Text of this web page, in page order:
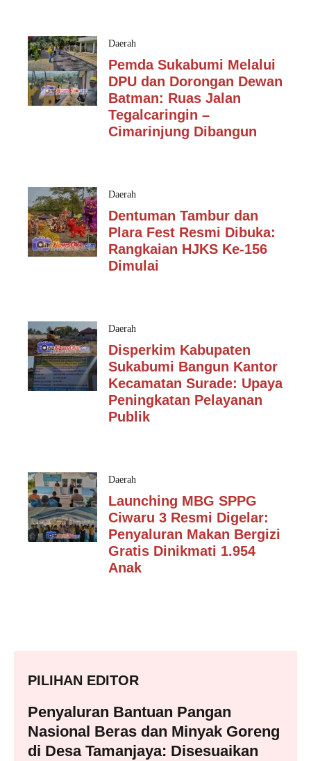
Daerah
Pemda Sukabumi Melalui
DPU dan Dorongan Dewan
Batman: Ruas Jalan
Tegalcaringin –
Cimarinjung Dibangun
Daerah
Dentuman Tambur dan
Plara Fest Resmi Dibuka:
Rangkaian HJKS Ke-156
Dimulai
Daerah
Disperkim Kabupaten
Sukabumi Bangun Kantor
Kecamatan Surade: Upaya
Peningkatan Pelayanan
Publik
Daerah
Launching MBG SPPG
Ciwaru 3 Resmi Digelar:
Penyaluran Makan Bergizi
Gratis Dinikmati 1.954
Anak
PILIHAN EDITOR
Penyaluran Bantuan Pangan
Nasional Beras dan Minyak Goreng
di Desa Tamanjaya: Disesuaikan